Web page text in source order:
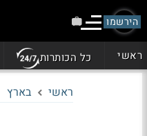
הירשמו
ראשי כל הכותרות
ראשי בארץ